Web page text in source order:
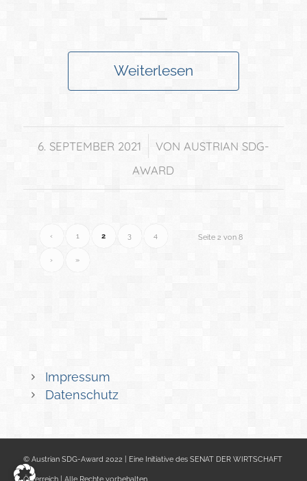
Weiterlesen
6. SEPTEMBER 2021
/ VON AUSTRIAN SDG-
AWARD
Seite 2 von 8
‹ 1 2 3 4
› »
Impressum
Datenschutz
© Austrian SDG-Award 2022 | Eine Initiative des SENAT DER WIRTSCHAFT